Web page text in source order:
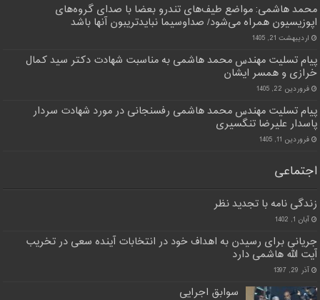
محمد هاشمی: مواضع طیف‌های تندرو بعضا با صدای گروه‌های
اپوزیسیون همراه می‌شود/ صداوسیما نبایدتریبون آنها باشد
اردیبهشت 21, 1405
پیام تسلیت مهندس محمد هاشمی به مناسبت شهادت دکتر سید کمال
خرازی و همسر ایشان
فروردین 22, 1405
پیام تسلیت مهندس محمد هاشمی رفسنجانی در مورد شهادت سردار
پاسدار علیرضا تنگسیری
فروردین 11, 1405
اجتماعی
زندگی نامه با تجدید نظر
آبان 1, 1402
جریانی برای رسیدن به اهداف خود در انتخابات آینده سعی در تخریب
آیت الله هاشمی دارد
آذر 29, 1397
سوابق اجرایی